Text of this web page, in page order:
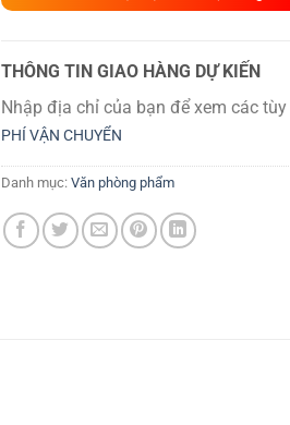
THÔNG TIN GIAO HÀNG DỰ KIẾN
Nhập địa chỉ của bạn để xem các
PHÍ VẬN CHUYỂN
Danh mục: Văn phòng phẩm